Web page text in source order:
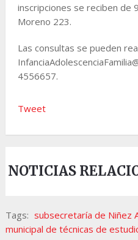
inscripciones se reciben de
Moreno 223.
Las consultas se pueden
4556657.
Tweet
NOTICIAS
Tags: subsecretaría de Niñez
municipal de técnicas de